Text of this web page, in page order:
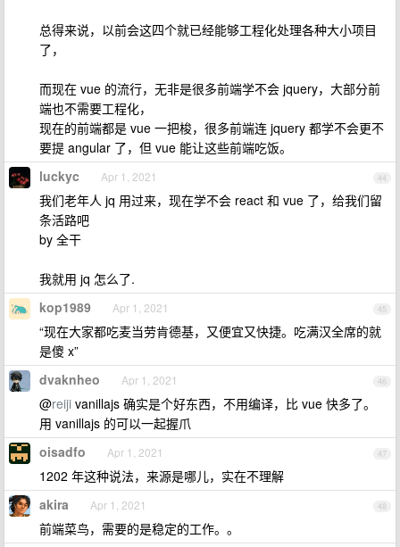
总得来说，以前会这四个就已经能够工程化处理各种大小项目
了，
而现在 vue 的流行，无非是很多前端学不会 jquery，大部分前
端也不需要工程化，
现在的前端都是 vue 一把梭，很多前端连 jquery 都学不会更不
要提 angular 了，但 vue 能让这些前端吃饭。
44
luckyc Apr 1, 2021
我们老年人 jq 用过来，现在学不会 react 和 vue 了，给我们留
条活路吧
by 全干
我就用 jq 怎么了.
45
kop1989 Apr 1, 2021
“现在大家都吃麦当劳肯德基，又便宜又快捷。吃满汉全席的就
是傻 x”
46
dvaknheo Apr 1, 2021
@reiji vanillajs 确实是个好东西，不用编译，比 vue 快多了。
用 vanillajs 的可以一起握爪
47
oisadfo Apr 1, 2021
1202 年这种说法，来源是哪儿，实在不理解
48
akira Apr 1, 2021
前端菜鸟，需要的是稳定的工作。。